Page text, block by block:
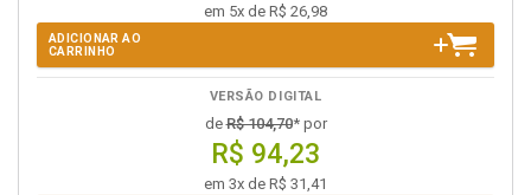
em 5x de R$ 26,98
ADICIONAR AO
CARRINHO
VERSÃO DIGITAL
deR$ 104,70* por
R$ 94,23
em 3x de R$ 31,41